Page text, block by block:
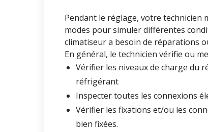
Pendant le réglage, votre technicien
modes pour simuler différentes
climatiseur a besoin de réparations
En général, le technicien vérifie ou
Vérifier les niveaux de charge du
réfrigérant
Inspecter toutes les connexions
Vérifier les fixations et/ou les
bien fixées.